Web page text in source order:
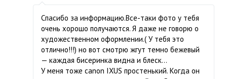
Спасибо за информацию.Все-таки фото у тебя
очень хорошо получаются. Я даже не говорю о
художественном оформлении.( У тебя это
отлично!!!) но вот смотрю жгут темно бежевый
— каждая бисеринка видна и блеск…
У меня тоже canon IXUS простенький. Когда он